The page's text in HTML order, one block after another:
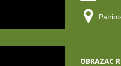
OBRAZAC